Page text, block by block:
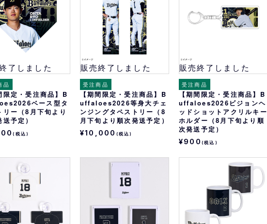
了しました
品
限定・受注商品】B
ベース型タ
リー（8月下旬より
予定）
(税込)
販売終了しました
受注商品
【期間限定・受注商品】B
uffaloes2026等身大チェ
ンジングタペストリー（8
月下旬より順次発送予定）
¥10,000 (税込)
販売終了しました
受注商品
【期間限定・受注商品】B
uffaloes2026ビジョンヘ
ッドショットアクリルキー
ホルダー（8月下旬より順
次発送予定）
¥900 (税込)